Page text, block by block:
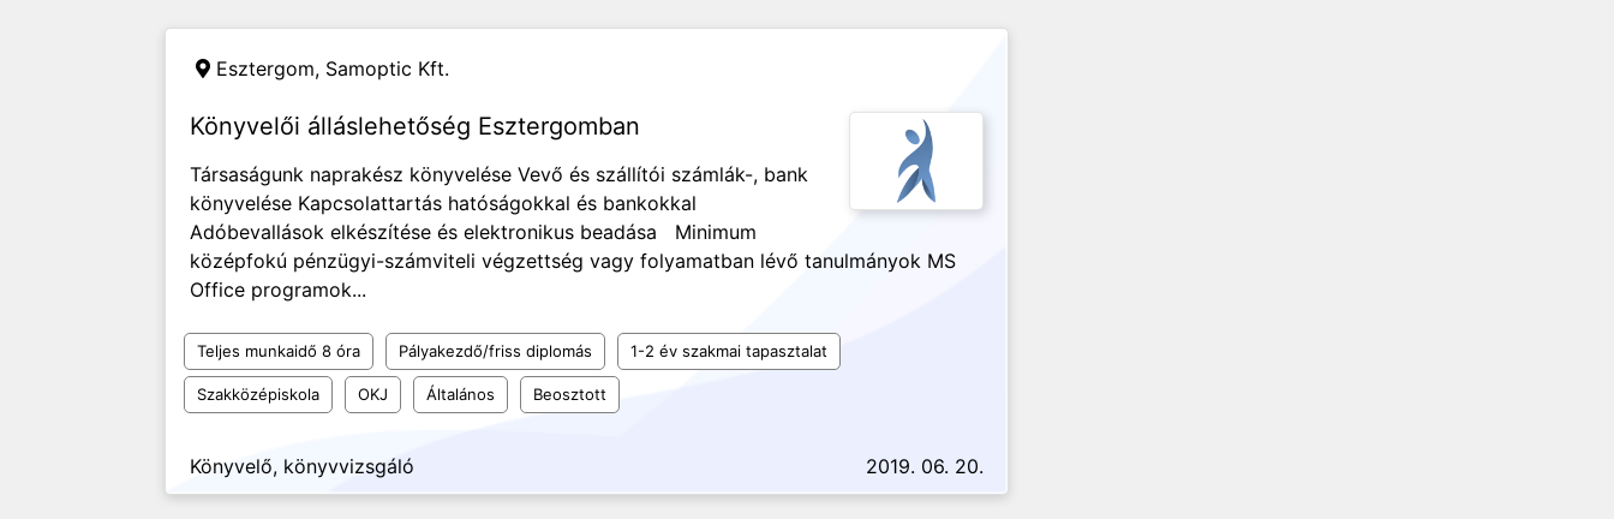
Esztergom, Samoptic Kft.
Könyvelői álláslehetőség Esztergomban
Társaságunk naprakész könyvelése Vevő és szállítói számlák-, bank
könyvelése Kapcsolattartás hatóságokkal és bankokkal
Adóbevallások elkészítése és elektronikus beadása Minimum
középfokú pénzügyi-számviteli végzettség vagy folyamatban lévő tanulmányok MS
Office programok...
Teljes munkaidő 8 óra Pályakezdő/friss diplomás 1-2 év szakmai tapasztalat
Szakközépiskola OKJ Általános Beosztott
Könyvelő, könyvvizsgáló 2019. 06. 20.